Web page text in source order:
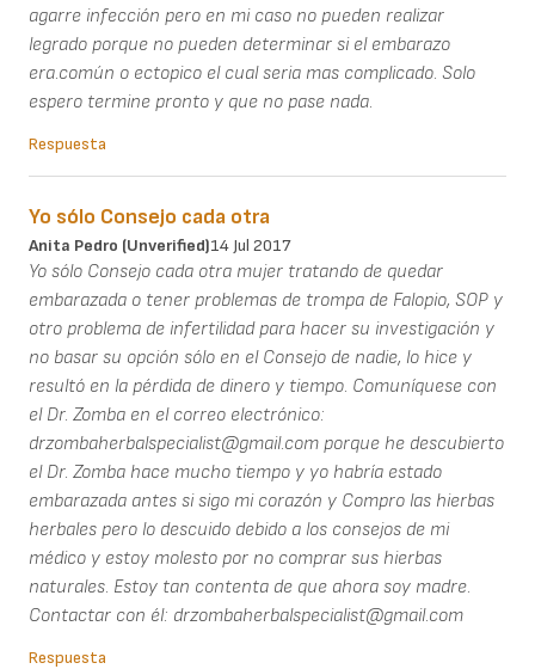
agarre infección pero en mi caso no pueden realizar
legrado porque no pueden determinar si el embarazo
era.común o ectopico el cual seria mas complicado. Solo
espero termine pronto y que no pase nada.
Respuesta
Yo sólo Consejo cada otra
Anita Pedro (unverified)14 Jul 2017
Yo sólo Consejo cada otra mujer tratando de quedar
embarazada o tener problemas de trompa de Falopio, SOP y
otro problema de infertilidad para hacer su investigación y
no basar su opción sólo en el Consejo de nadie, lo hice y
resultó en la pérdida de dinero y tiempo. Comuníquese con
el Dr. Zomba en el correo electrónico:
drzombaherbalspecialist@gmail.com porque he descubierto
el Dr. Zomba hace mucho tiempo y yo habría estado
embarazada antes si sigo mi corazón y Compro las hierbas
herbales pero lo descuido debido a los consejos de mi
médico y estoy molesto por no comprar sus hierbas
naturales. Estoy tan contenta de que ahora soy madre.
Contactar con él: drzombaherbalspecialist@gmail.com
Respuesta